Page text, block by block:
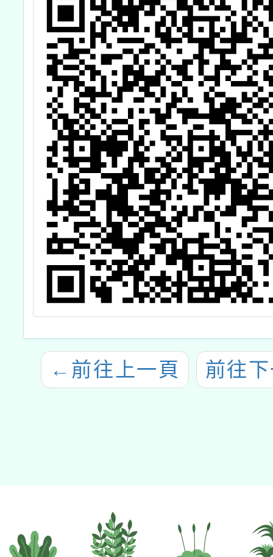
營養師、午餐秘
書、校廚與相關
教職人員擔任引
導員與學生踴躍
組隊報名
← 前往上一頁 前往